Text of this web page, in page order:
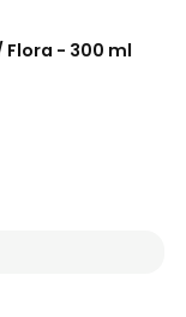
- 300 ml